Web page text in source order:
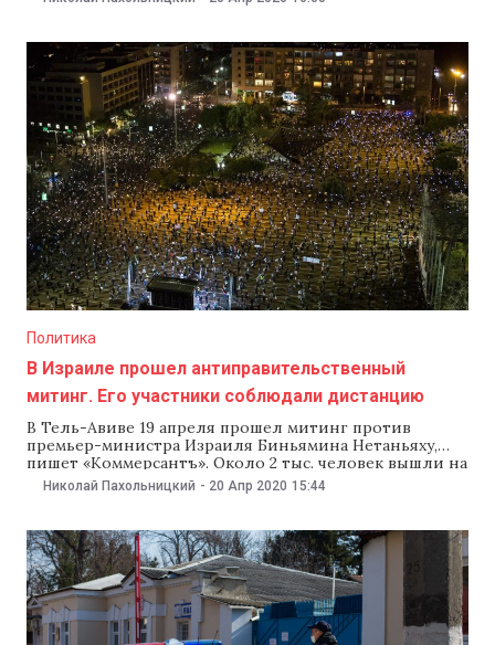
ситуациям. В селе свыше 80 случаев заражения
местный психоневрологический интернат. «Свыше 80
случаев в селе Брынзены. Генерал (его
Политика
В Израиле прошел антиправительственный
митинг. Его участники соблюдали дистанцию
В Тель-Авиве 19 апреля прошел митинг против
премьер-министра Израиля Биньямина Нетаньяху,
пишет «Коммерсантъ». Около 2 тыс. человек вышли на
протест в масках, стоя на безопасном расстоянии друг
от друга. Раньше в Израиле действовал жесткий
Николай Пахольницкий - 20 Апр 2020 15:44